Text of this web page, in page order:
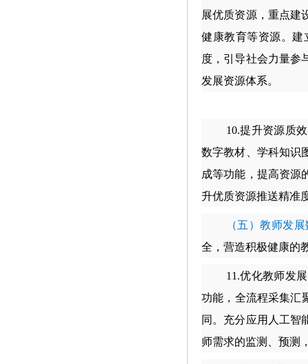
展优质资源，重点建
健康教育等资源。建
度，引导社会力量参
发展资源体系。
10.提升资源质
数字教材、学科知识
成等功能，提高资源
升优质资源推送精准
（五）教师发
全，营造积极健康的
11.优化教师发
功能，全流程采集汇
同。充分应用人工智
师需求的监测、预测